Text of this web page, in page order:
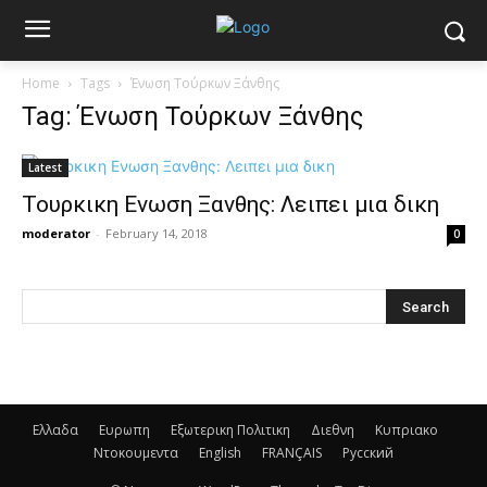
Home Tags Ένωση Τούρκων Ξάνθης
Tag: Ένωση Τούρκων Ξάνθης
Latest
Τουρκικη Ενωση Ξανθης: Λειπει μια δικη
moderator - February 14, 2018 0
Ελλαδα Ευρωπη Εξωτερικη Πολιτικη Διεθνη
Κυπριακο
Ντοκουμεντα
English FRANÇAIS Русский